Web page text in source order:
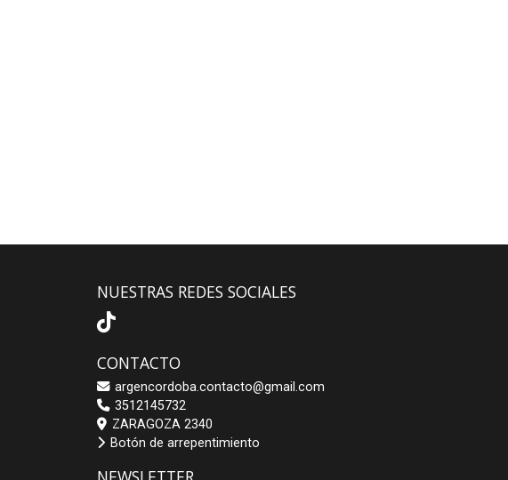
NUESTRAS REDES SOCIALES
CONTACTO
argencordoba.contacto@gmail.com
3512145732
ZARAGOZA 2340
Botón de arrepentimiento